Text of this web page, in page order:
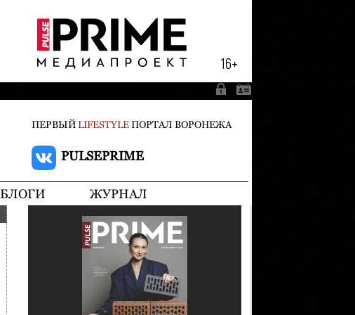
ПЕРВЫЙLIFESTYLEПОРТАЛ ВОРОНЕЖА
PULSEPRIME
БЛОГИ ЖУРНАЛ